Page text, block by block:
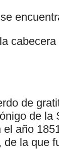
de
de la
año
de la que